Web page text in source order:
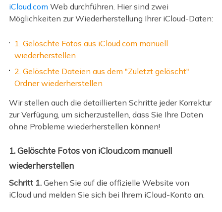
iCloud.com Web durchführen. Hier sind zwei
Möglichkeiten zur Wiederherstellung Ihrer iCloud-Daten:
1. Gelöschte Fotos aus iCloud.com manuell
wiederherstellen
2. Gelöschte Dateien aus dem "Zuletzt gelöscht"
Ordner wiederherstellen
Wir stellen auch die detaillierten Schritte jeder Korrektur
zur Verfügung, um sicherzustellen, dass Sie Ihre Daten
ohne Probleme wiederherstellen können!
1. Gelöschte Fotos von iCloud.com manuell
wiederherstellen
Schritt 1. Gehen Sie auf die offizielle Website von
iCloud und melden Sie sich bei Ihrem iCloud-Konto an.